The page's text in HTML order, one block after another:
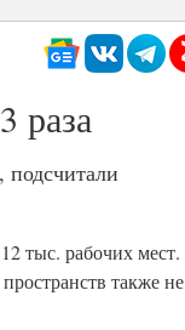
раза
подсчитали
тыс. рабочих мест.
также не